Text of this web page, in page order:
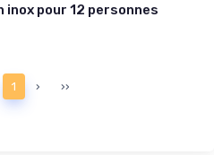
pour 12 personnes
1 › ››